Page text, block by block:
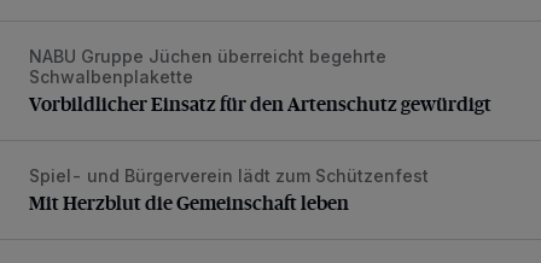
Vorbildlicher Einsatz für den Artenschutz gewürdigt
NABU Gruppe Jüchen überreicht begehrte
Schwalbenplakette
Vorbildlicher Einsatz für den Artenschutz gewürdigt
Mit Herzblut die Gemeinschaft leben
Spiel- und Bürgerverein lädt zum Schützenfest
Mit Herzblut die Gemeinschaft leben